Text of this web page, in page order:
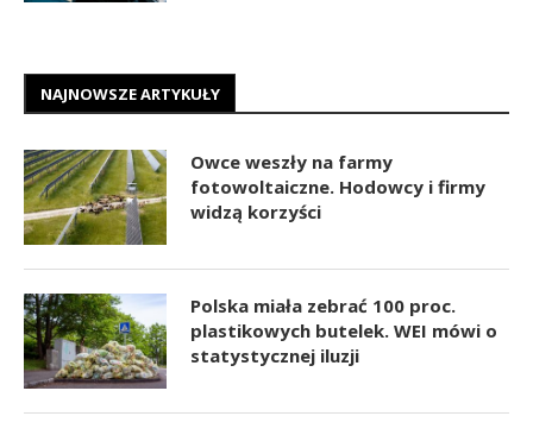
NAJNOWSZE ARTYKUŁY
Owce weszły na farmy
fotowoltaiczne. Hodowcy i firmy
widzą korzyści
Polska miała zebrać 100 proc.
plastikowych butelek. WEI mówi o
statystycznej iluzji